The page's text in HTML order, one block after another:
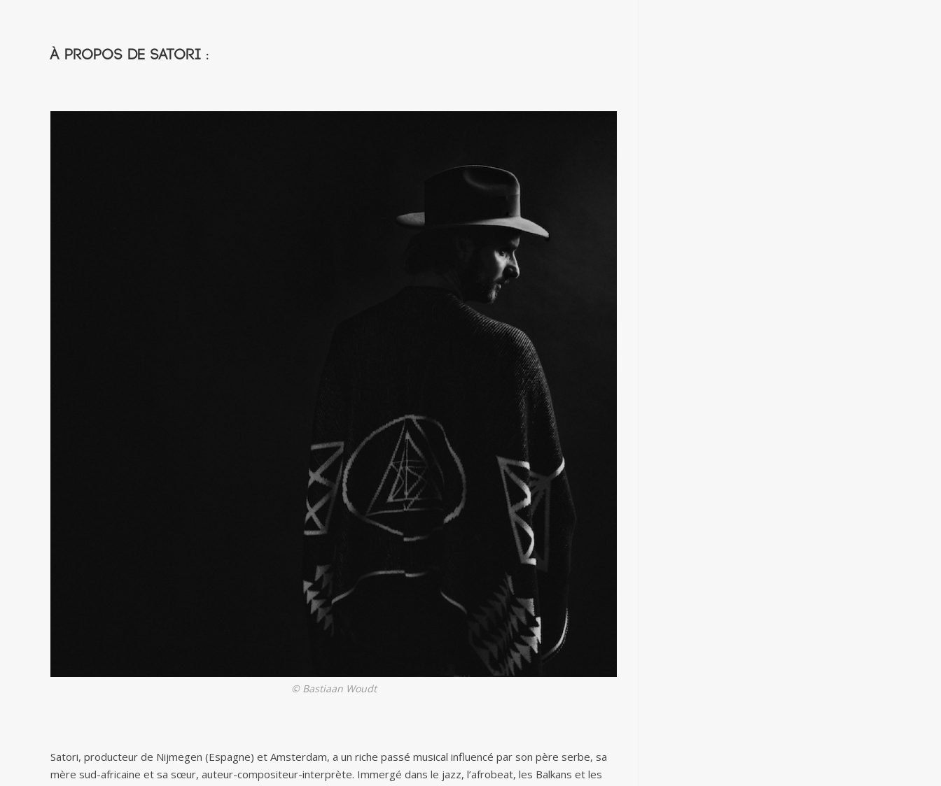
À propos de Satori :
© Bastiaan Woudt
Satori, producteur de Nijmegen (Espagne) et Amsterdam, a un riche passé musical influencé par son père serbe, sa
mère sud-africaine et sa sœur, auteur-compositeur-interprète. Immergé dans le jazz, l’afrobeat, les Balkans et les